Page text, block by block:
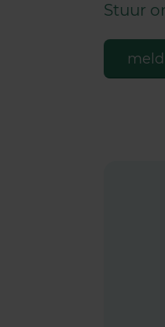
Stuur